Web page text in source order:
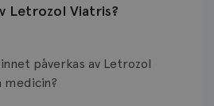
Letrozol Viatris?
påverkas av Letrozol
medicin?